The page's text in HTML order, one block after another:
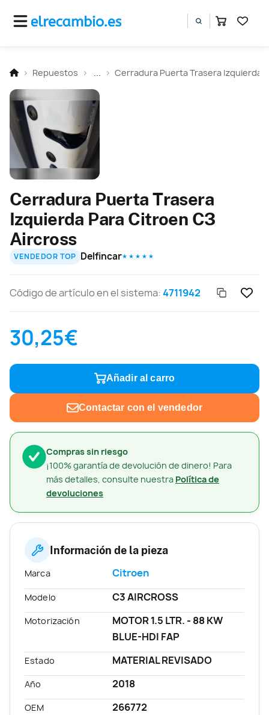
Repuestos Cerradura Puerta Trasera Izquierda
Compras sin riesgo
¡100% garantía de devolución de dinero! Para
más detalles, consulte nuestra Política de
devoluciones
Cerradura Puerta Trasera
Izquierda Para Citroen C3
Aircross
VENDEDOR TOP Delfincar★ ★ ★ ★ ★
Código de artículo en el sistema:4711942
30,25€
Añadir al carro
Contactar con el vendedor
Información de la pieza
Marca Citroen
Modelo C3 AIRCROSS
Motorización
MOTOR 1.5 LTR. - 88 KW
BLUE-HDI FAP
Estado MATERIAL REVISADO
Año 2018
OEM 266772